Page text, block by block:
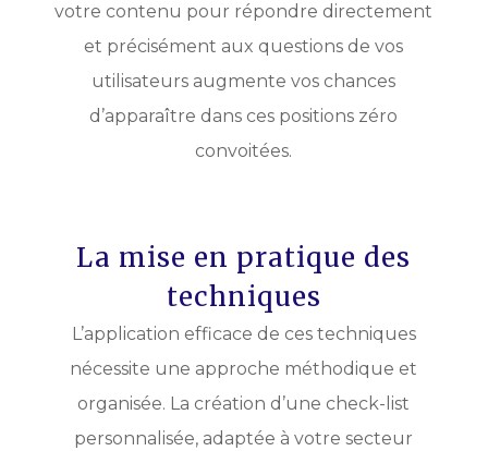
votre contenu pour répondre directement
et précisément aux questions de vos
utilisateurs augmente vos chances
d’apparaître dans ces positions zéro
convoitées.
La mise en pratique des
techniques
L’application efficace de ces techniques
nécessite une approche méthodique et
organisée. La création d’une check-list
personnalisée, adaptée à votre secteur